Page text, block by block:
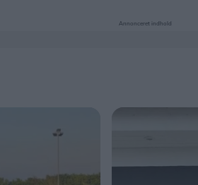
Annonceret indhold